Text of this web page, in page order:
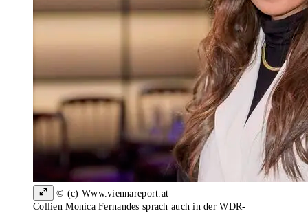
© (c) Www.viennareport.at
Collien Monica Fernandes sprach auch in der WDR-